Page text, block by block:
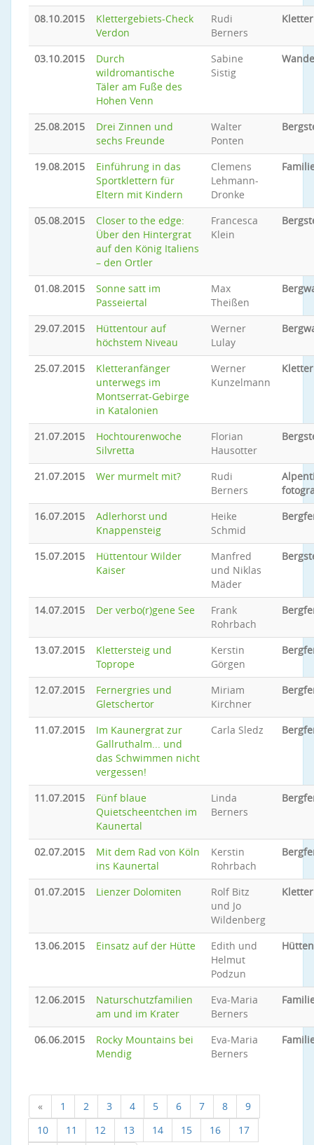
08.10.2015
Klettergebiets-Check
Verdon
Rudi
Berners
03.10.2015
Durch
wildromantische
Täler am Fuße des
Hohen Venn
Sabine
Sistig
25.08.2015
Drei Zinnen und
sechs Freunde
Walter
Ponten
19.08.2015
Einführung in das
Sportklettern für
Eltern mit Kindern
Clemens
Lehmann-
Dronke
05.08.2015
Closer to the edge:
Über den Hintergrat
auf den König Italiens
– den Ortler
Francesca
Klein
01.08.2015
Sonne satt im
Passeiertal
Max
Theißen
29.07.2015
Hüttentour auf
höchstem Niveau
Werner
Lulay
25.07.2015
Kletteranfänger
unterwegs im
Montserrat-Gebirge
in Katalonien
Werner
Kunzelmann
21.07.2015
Hochtourenwoche
Silvretta
Florian
Hausotter
21.07.2015 Wer murmelt mit?
Rudi
Berners
16.07.2015
Adlerhorst und
Knappensteig
Heike
Schmid
15.07.2015
Hüttentour Wilder
Kaiser
Manfred
und Niklas
Mäder
14.07.2015 Der verbo(r)gene See
Frank
Rohrbach
13.07.2015
Klettersteig und
Toprope
Kerstin
Görgen
12.07.2015
Fernergries und
Gletschertor
Miriam
Kirchner
11.07.2015
Im Kaunergrat zur
Gallruthalm... und
das Schwimmen nicht
vergessen!
Carla Sledz
11.07.2015
Fünf blaue
Quietscheentchen im
Kaunertal
Linda
Berners
02.07.2015
Mit dem Rad von Köln
ins Kaunertal
Kerstin
Rohrbach
01.07.2015 Lienzer Dolomiten
Rolf Bitz
und Jo
Wildenberg
13.06.2015 Einsatz auf der Hütte
Edith und
Helmut
Podzun
12.06.2015
Naturschutzfamilien
am und im Krater
Eva-Maria
Berners
06.06.2015
Rocky Mountains bei
Mendig
Eva-Maria
Berners
« 1 2 3 4 5 6 7 8
9
10
11 12 13 14 15 16 17